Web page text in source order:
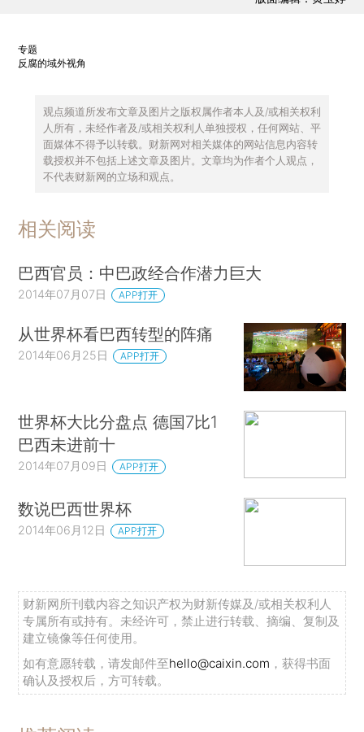
专题
反腐的域外视角
观点频道所发布文章及图片之版权属作者本人及/或相关权利
人所有，未经作者及/或相关权利人单独授权，任何网站、平
面媒体不得予以转载。财新网对相关媒体的网站信息内容转
载授权并不包括上述文章及图片。文章均为作者个人观点，
不代表财新网的立场和观点。
相关阅读
巴西官员：中巴政经合作潜力巨大
2014年07月07日 APP打开
从世界杯看巴西转型的阵痛
2014年06月25日 APP打开
世界杯大比分盘点 德国7比1
巴西未进前十
2014年07月09日 APP打开
数说巴西世界杯
2014年06月12日 APP打开
财新网所刊载内容之知识产权为财新传媒及/或相关权利人
专属所有或持有。未经许可，禁止进行转载、摘编、复制及
建立镜像等任何使用。
如有意愿转载，请发邮件至hello@caixin.com ，获得书面
确认及授权后，方可转载。